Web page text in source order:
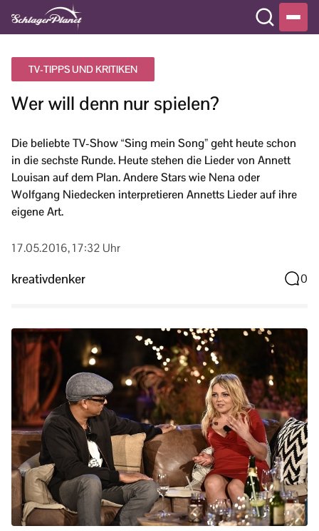
TV-TIPPS UND KRITIKEN
Wer will denn nur spielen?
Die beliebte TV-Show “Sing mein Song” geht heute schon
in die sechste Runde. Heute stehen die Lieder von Annett
Louisan auf dem Plan. Andere Stars wie Nena oder
Wolfgang Niedecken interpretieren Annetts Lieder auf ihre
eigene Art.
17.05.2016, 17:32 Uhr
kreativdenker 0